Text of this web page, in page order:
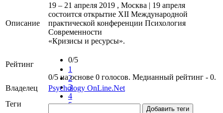
Описание
19 – 21 апреля 2019 , Москва | 19 апреля
состоится открытие XII Международной
практической конференции Психология
Cовременности
«Кризисы и ресурсы».
Рейтинг
0/5
1
2
3
4
5
0/5 на основе 0 голосов. Медианный рейтинг - 0.
Владелец
Psychology OnLine.Net
Теги
Добавить теги